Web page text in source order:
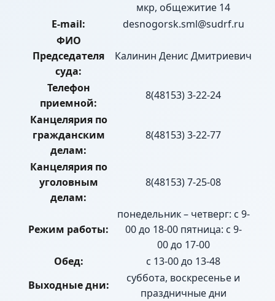
мкр, общежитие 14
E-mail:
desnogorsk.sml@sudrf.ru
ФИО
Председателя
суда:
Калинин Денис Дмитриевич
Телефон
приемной:
8(48153) 3-22-24
Канцелярия по
гражданским
делам:
8(48153) 3-22-77
Канцелярия по
уголовным
делам:
8(48153) 7-25-08
Режим работы:
понедельник – четверг: с 9-
00 до 18-00 пятница: с 9-
00 до 17-00
Обед:
с 13-00 до 13-48
Выходные дни:
суббота, воскресенье и
праздничные дни